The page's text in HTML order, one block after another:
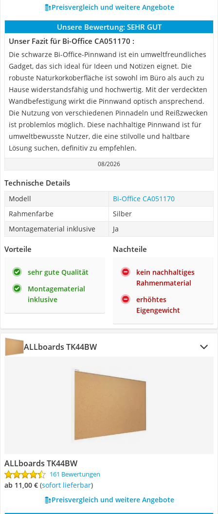
Preisvergleich und weitere Angebote
Unsere Bewertung: SEHR GUT
Unser Fazit für Bi-Office CA051170 :
Die schwarze Bi-Office-Pinnwand ist ein umweltfreundliches
Gadget, das sich ideal für Ideen und Notizen eignet. Die
robuste Naturkorkoberfläche ist sowohl im Büro als auch zu
Hause widerstandsfähig und hochwertig. Mit der verdeckten
Wandbefestigung wirkt die Pinnwand optisch ansprechend.
Die Nutzung von verschiedenen Pinnadeln und Reißzwecken
ist problemlos möglich. Diese nachhaltige Pinnwand ist für
umweltbewusste Nutzer, die eine stilvolle und haltbare
Lösung suchen, definitiv zu empfehlen.
08/2026
Technische Details
Modell
Bi-Office CA051170
Rahmenfarbe
Silber
Montagematerial inklusive
Ja
Vorteile
sehr gute Qualität
Montagematerial
inklusive
Nachteile
kein nachhaltiges
Rahmenmaterial
erhöhtes
Eigengewicht
ALLboards TK44BW
ALLboards TK44BW
161 Bewertungen
ab 11,00 € ( Sofort lieferbar)
Preisvergleich und weitere Angebote